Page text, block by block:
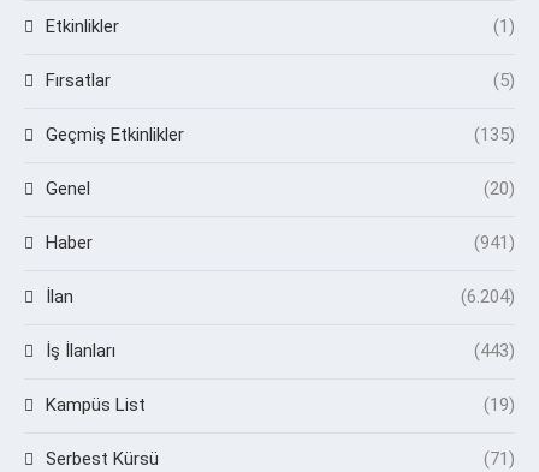
Etkinlikler (1)
Fırsatlar (5)
Geçmiş Etkinlikler (135)
Genel (20)
Haber (941)
İlan (6.204)
İş İlanları (443)
Kampüs List (19)
Serbest Kürsü (71)